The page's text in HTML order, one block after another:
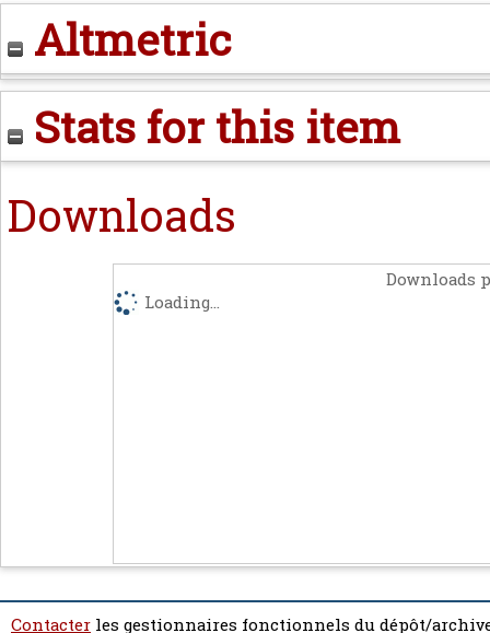
Altmetric
Stats for this item
Downloads
Downloads
Loading...
Contacter les gestionnaires fonctionnels du dépôt/